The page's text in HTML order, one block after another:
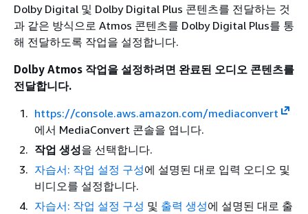
Dolby Digital 및 Dolby Digital Plus 콘텐츠를 전달하는 것
과 같은 방식으로 Atmos 콘텐츠를 Dolby Digital Plus를 통
해 전달하도록 작업을 설정합니다.
Dolby Atmos 작업을 설정하려면 완료된 오디오 콘텐츠를
전달합니다.
https://console.aws.amazon.com/mediaconvert
에서 MediaConvert 콘솔을 엽니다.
작업 생성을 선택합니다.
자습서: 작업 설정 구성에 설명된 대로 입력 오디오 및
비디오를 설정합니다.
자습서: 작업 설정 구성 및 출력 생성에 설명된 대로 출